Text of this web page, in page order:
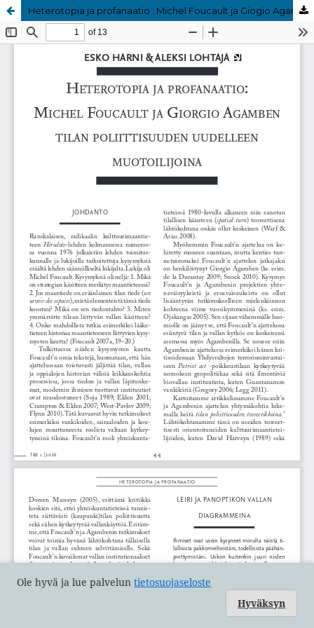
Heterotopia ja profanaatio : Michel Foucault ja Giogio Agamben tilan poliittisuuden uudelleen muotoilijoina
Ole hyvä ja lue palvelun tietosuojaseloste
Hyväksyn
Palvelua ylläpitääTieteellisten seurain valtuuskunta